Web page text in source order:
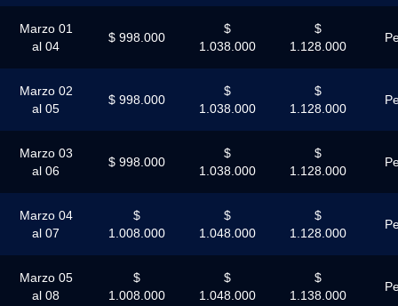
Marzo 01
al 04
$ 998.000
$
1.038.000
$
1.128.000
Marzo 02
al 05
$ 998.000
$
1.038.000
$
1.128.000
Marzo 03
al 06
$ 998.000
$
1.038.000
$
1.128.000
Marzo 04
al 07
$
1.008.000
$
1.048.000
$
1.128.000
Marzo 05
al 08
$
1.008.000
$
1.048.000
$
1.138.000